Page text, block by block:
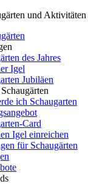
und
des Jahres
Igel
Jubiläen
ich Schaugarten
Card
Igel einreichen
für Schaugärten